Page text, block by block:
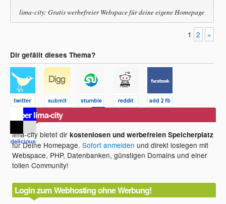
lima-city: Gratis werbefreier Webspace für deine eigene Homepage
1 2 »
Dir gefällt dieses Thema?
Über lima-city
lima-city bietet dirkostenlosen und werbefreien Speicherplatz
für Deine Homepage.Sofort anmelden und direkt loslegen mit
Webspace, PHP, Datenbanken, günstigen Domains und einer
tollen Community!
Login zum Webhosting ohne Werbung!